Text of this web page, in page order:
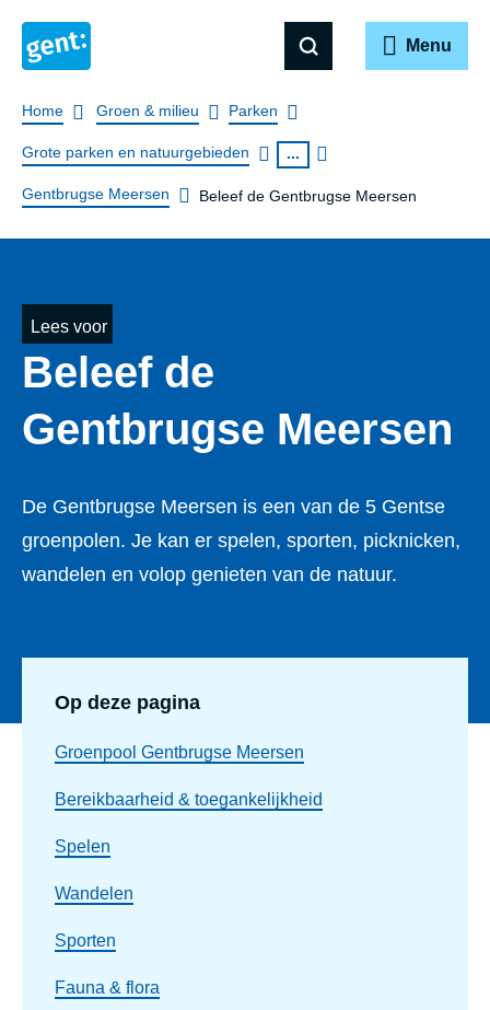
Menu
Breadcrumb
Home Groen & milieu Parken
Grote parken en natuurgebieden ...
Gentbrugse Meersen Beleef de Gentbrugse Meersen
Lees voor
Beleef de
Gentbrugse Meersen
De Gentbrugse Meersen is een van de 5 Gentse
groenpolen. Je kan er spelen, sporten, picknicken,
wandelen en volop genieten van de natuur.
Op deze pagina
Groenpool Gentbrugse Meersen
Bereikbaarheid & toegankelijkheid
Spelen
Wandelen
Sporten
Fauna & flora